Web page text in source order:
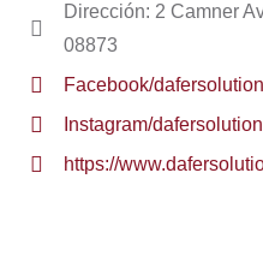
Dirección: 2 Camner
08873
Facebook/
Instagram/
https://